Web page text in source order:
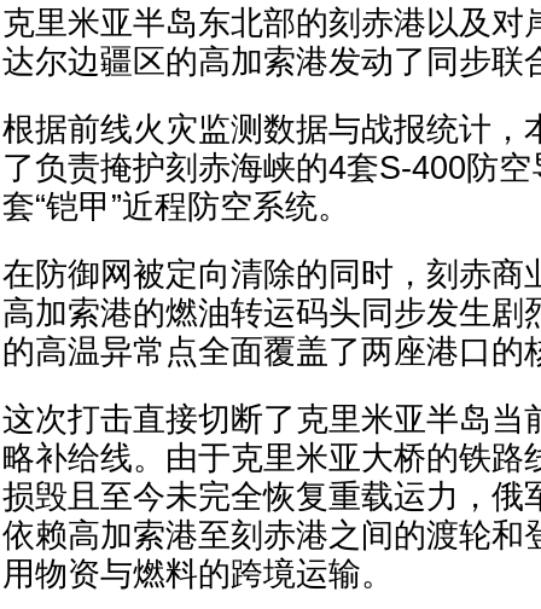
克里米亚半岛东北部的刻赤港以及对
达尔边疆区的高加索港发动了同步联
根据前线火灾监测数据与战报统计，
了负责掩护刻赤海峡的4套S-400防
套“铠甲”近程防空系统。
在防御网被定向清除的同时，刻赤商
高加索港的燃油转运码头同步发生剧
的高温异常点全面覆盖了两座港口的
这次打击直接切断了克里米亚半岛当
略补给线。由于克里米亚大桥的铁路
损毁且至今未完全恢复重载运力，俄
依赖高加索港至刻赤港之间的渡轮和
用物资与燃料的跨境运输。